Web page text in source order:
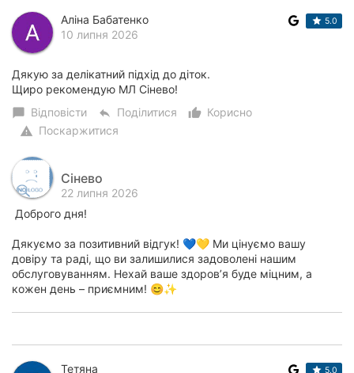
Аліна Бабатенко
10 липня 2026
5.0
Дякую за делікатний підхід до діток.
Щиро рекомендую МЛ Сінево!
chat_bubble Відповісти reply Поділитися thumb_up_alt
Корисно
warning Поскаржитися
Сінево
22 липня 2026
Доброго дня!
Дякуємо за позитивний відгук! 💙💛 Ми цінуємо вашу
довіру та раді, що ви залишилися задоволені нашим
обслуговуванням. Нехай ваше здоров’я буде міцним, а
кожен день – приємним! 😊✨
Тетяна
5.0